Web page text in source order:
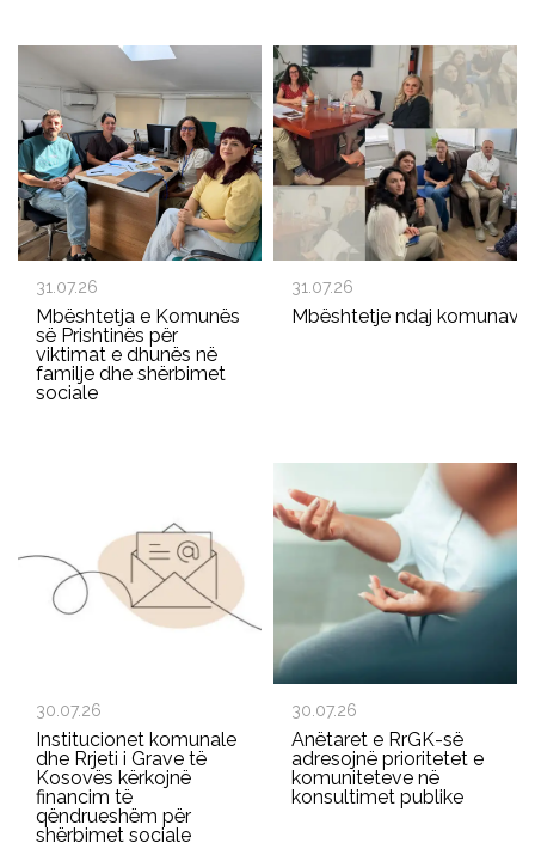
31.07.26
Mbështetja e Komunës
së Prishtinës për
viktimat e dhunës në
familje dhe shërbimet
sociale
31.07.26
Mbështetje ndaj
30.07.26
Institucionet komunale
dhe Rrjeti i Grave të
Kosovës kërkojnë
financim të
qëndrueshëm për
shërbimet sociale
30.07.26
Anëtaret e RrGK-së
adresojnë prioritetet e
komuniteteve në
konsultimet publike